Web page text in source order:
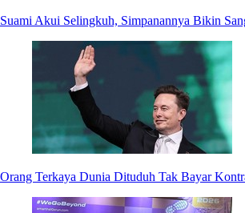
Suami Akui Selingkuh, Simpanannya Bikin
Orang Terkaya Dunia Dituduh Tak Bayar